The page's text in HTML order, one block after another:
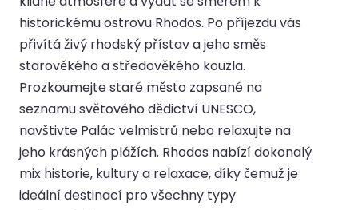
historickému ostrovu Rhodos. Po příjezdu vás
přivítá živý rhodský přístav a jeho směs
starověkého a středověkého kouzla.
Prozkoumejte staré město zapsané na
seznamu světového dědictví UNESCO,
navštivte Palác velmistrů nebo relaxujte na
jeho krásných plážích. Rhodos nabízí dokonalý
mix historie, kultury a relaxace, díky čemuž je
ideální destinací pro všechny typy